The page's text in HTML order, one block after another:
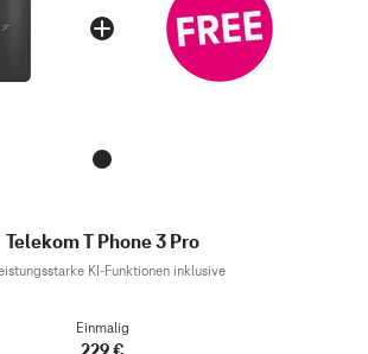
Telekom T Phone 3 Pro
KI-Funktionen inklusive
Einmalig